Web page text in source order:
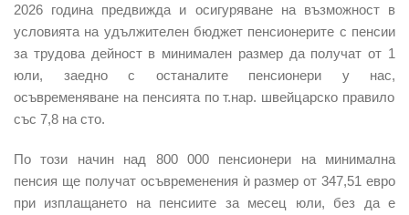
2026 година предвижда и осигуряване на възможност в
условията на удължителен бюджет пенсионерите с пенсии
за трудова дейност в минимален размер да получат от 1
юли, заедно с останалите пенсионери у нас,
осъвременяване на пенсията по т.нар. швейцарско правило
със 7,8 на сто.
По този начиннад 800 000 пенсионери на минимална
пенсия ще получат осъвременения ѝ размер от 347,51 евро
при изплащането на пенсиите за месец юли, без да е